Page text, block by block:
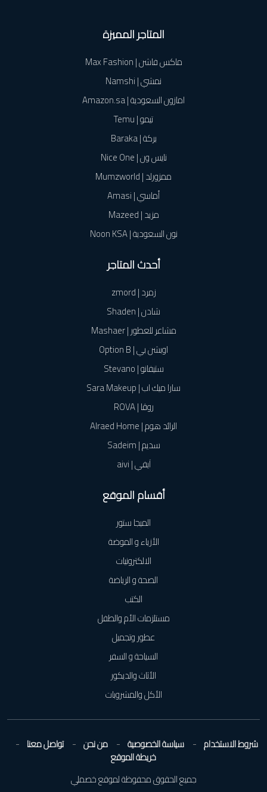
المتاجر المميزة
ماكس فاشن | Max Fashion
نمشي | Namshi
امازون السعودية | Amazon.sa
تيمو | Temu
بركة | Baraka
نايس ون | Nice One
ممزورلد | Mumzworld
أماسي | Amasi
مزيد | Mazeed
نون السعودية | Noon KSA
أحدث المتاجر
زمرد | zmord
شادن | Shaden
مشاعر للعطور | Mashaer
اوبشن بي | Option B
ستيفانو | Stevano
سارا ميك اب | Sara Makeup
روڤا | ROVA
الرائد هوم | Alraed Home
سديم | Sadeim
آيفي | aivi
أقسام الموقع
الميجا ستور
الأزياء و الموضة
الالكترونيات
الصحة و الرياضة
الكتب
مستلزمات الأم والطفل
عطور وتجميل
السياحة و السفر
الأثاث والديكور
الأكل والمشروبات
شروط الاستخدام سياسة الخصوصية من نحن تواصل معنا
خريطة الموقع
جميع الحقوق محفوظة لموقع خصملي